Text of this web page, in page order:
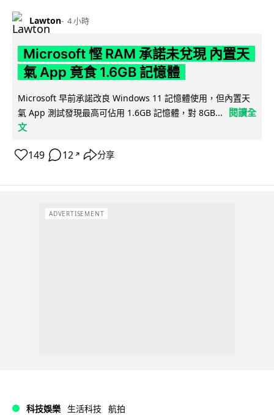
Lawton 4 小時
Microsoft 慳 RAM 承諾未兌現 內置天
氣 App 竟食 1.6GB 記憶體
Microsoft 早前承諾改良 Windows 11 記憶體使用，但內置天
氣 App 測試發現最高可佔用 1.6GB 記憶體，對 8GB...
閱讀全
文
149 12 ↗ 分享
ADVERTISEMENT
科技娛樂 生活科技 航拍